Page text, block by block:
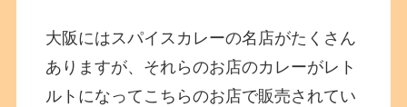
大阪にはスパイスカレーの名店がたくさん
ありますが、それらのお店のカレーがレト
ルトになってこちらのお店で販売されてい